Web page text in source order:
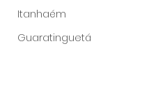
Itanhaém
Guaratinguetá